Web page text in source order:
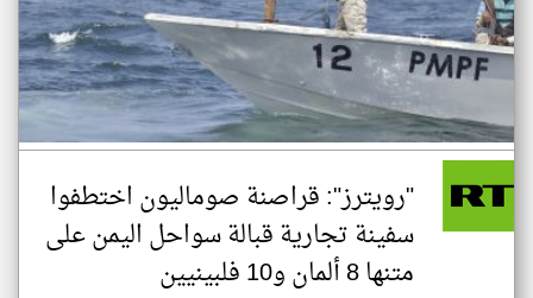
"رويترز": قراصنة صوماليون اختطفوا
سفينة تجارية قبالة سواحل اليمن على
متنها 8 ألمان و10 فلبينيين